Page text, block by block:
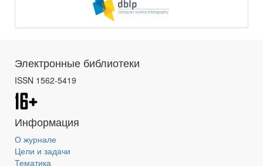
Электронные библиотеки
ISSN 1562-5419
Информация
О журнале
Цели и задачи
Тематика